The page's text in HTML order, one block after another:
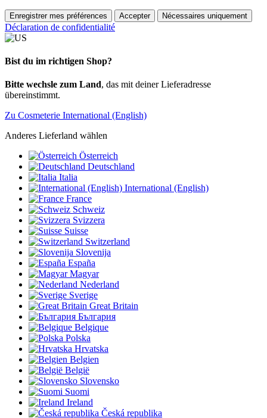
Enregistrer mes préférences Accepter Nécessaires uniquement
Déclaration de confidentialité
Bist du im richtigen Shop?
Bitte wechsle zum Land, das mit deiner Lieferadresse
übereinstimmt.
Zu Cosmeterie International (English)
Anderes Lieferland wählen
Österreich
Deutschland
Italia
International (English)
France
Schweiz
Svizzera
Suisse
Switzerland
Slovenija
España
Magyar
Nederland
Sverige
Great Britain
България
Belgique
Polska
Hrvatska
Belgien
België
Slovensko
Suomi
Ireland
Česká republika